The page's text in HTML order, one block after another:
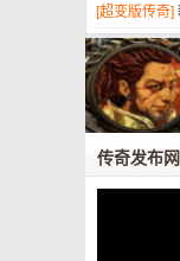
[超变版传奇]
传奇发布网